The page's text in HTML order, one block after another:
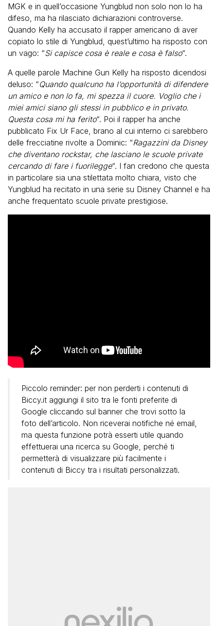
MGK e in quell’occasione Yungblud non solo non lo ha
difeso, ma ha rilasciato dichiarazioni controverse.
Quando Kelly ha accusato il rapper americano di aver
copiato lo stile di Yungblud, quest’ultimo ha risposto con
un vago: “Si capisce cosa è reale e cosa è falso“.
A quelle parole Machine Gun Kelly ha risposto dicendosi
deluso: “Quando qualcuno ha l’opportunità di difendere
un amico e non lo fa, mi spezza il cuore. Voglio che i
miei amici siano gli stessi in pubblico e in privato.
Questa cosa mi ha ferito“. Poi il rapper ha anche
pubblicato Fix Ur Face, brano al cui interno ci sarebbero
delle frecciatine rivolte a Dominic: “Ragazzini da Disney
che diventano rockstar, che lasciano le scuole private
cercando di fare i fuorilegge“. I fan credono che questa
in particolare sia una stilettata molto chiara, visto che
Yungblud ha recitato in una serie su Disney Channel e ha
anche frequentato scuole private prestigiose.
Piccolo reminder: per non perderti i contenuti di
Biccy.it aggiungi il sito tra le fonti preferite di
Google cliccando sul banner che trovi sotto la
foto dell’articolo. Non riceverai notifiche né email,
ma questa funzione potrà esserti utile quando
effettuerai una ricerca su Google, perché ti
permetterà di visualizzare più facilmente i
contenuti di Biccy tra i risultati personalizzati.